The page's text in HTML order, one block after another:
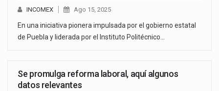
INCOMEX Ago 15, 2025
En una iniciativa pionera impulsada por el gobierno estatal
de Puebla y liderada por el Instituto Politécnico…
Se promulga reforma laboral, aquí algunos
datos relevantes